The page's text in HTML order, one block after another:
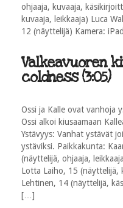
ohjaaja, kuvaaja,
kuvaaja, leikkaaja) Luca
12 (näyttelijä) Kamera:
Valkeavuoren
coldness (3:05)
Ossi ja Kalle ovat vanhoja
Ossi alkoi kiusaamaan
Ystävyys: Vanhat ystävät
ystäviksi. Paikkakunta:
(näyttelijä, ohjaaja,
Lotta Laiho, 15 (näyttelijä,
Lehtinen, 14 (näyttelijä,
[…]